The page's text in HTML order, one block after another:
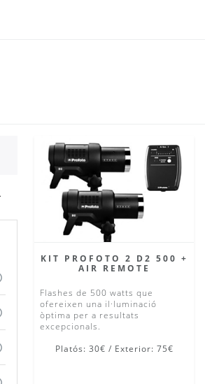
KIT PROFOTO 2 D2 500 +
AIR REMOTE
Flashes de 500 watts que
ofereixen una il·luminació
òptima per a resultats
excepcionals.
Platós: 30€ / Exterior: 75€